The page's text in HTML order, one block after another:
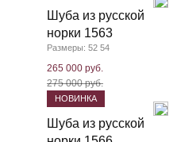
Шуба из русской
норки 1563
Размеры: 52 54
265 000 руб.
275 000 руб.
НОВИНКА
Шуба из русской